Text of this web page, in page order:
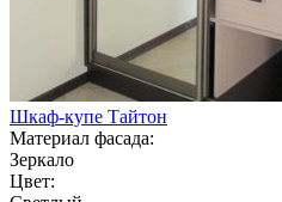
Шкаф-купе Тайтон
Материал фасада:
Зеркало
Цвет: